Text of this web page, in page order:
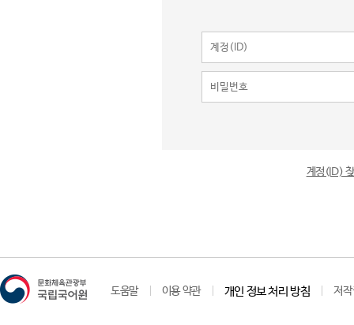
계정(ID)
도움말 이용 약관 개인 정보 처리 방침 저